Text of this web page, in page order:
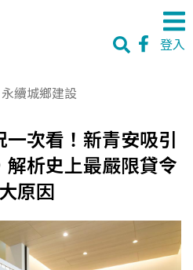
登入
永續城鄉建設
次看！新青安吸引
解析史上最嚴限貸令
原因